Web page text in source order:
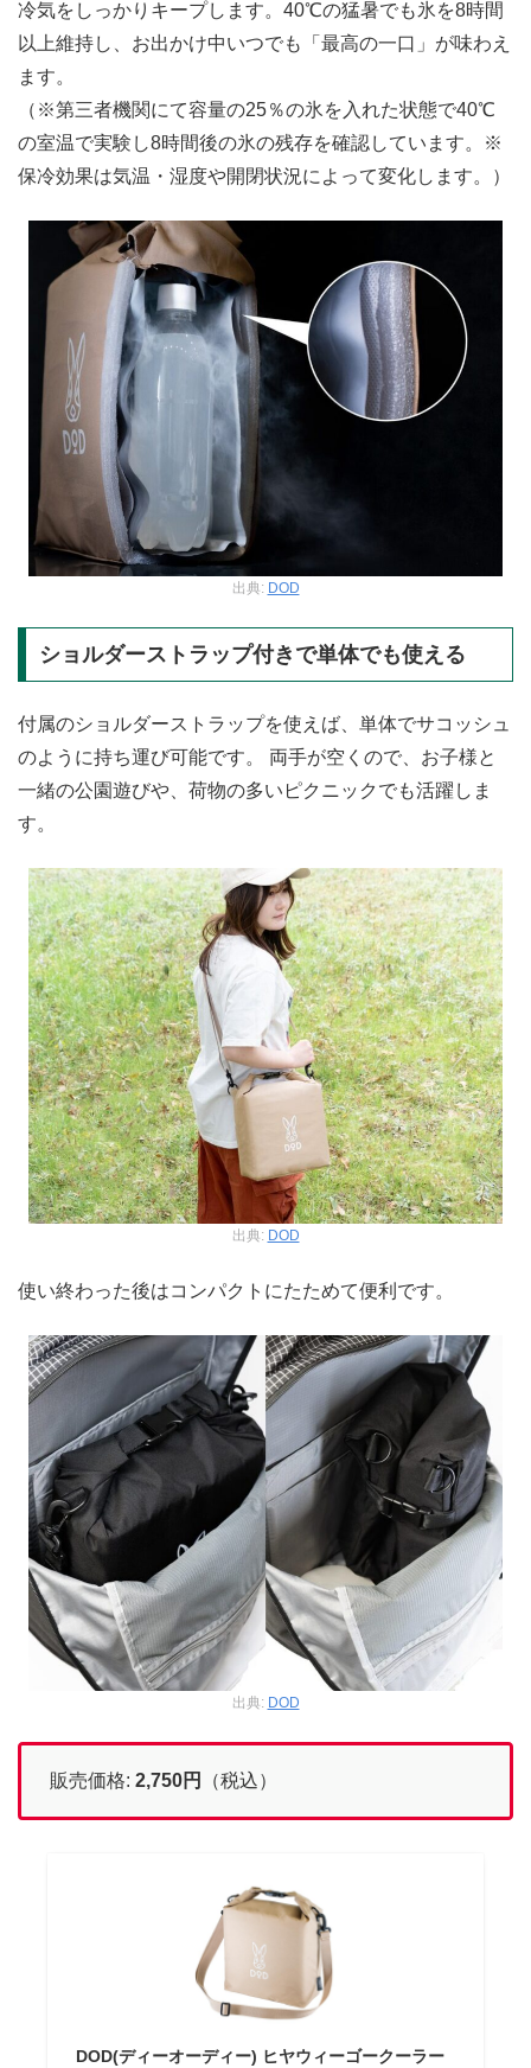
冷気をしっかりキープします。40℃の猛暑でも氷を8時間
以上維持し、お出かけ中いつでも「最高の一口」が味わえ
ます。
（※第三者機関にて容量の25％の氷を入れた状態で40℃
の室温で実験し8時間後の氷の残存を確認しています。※
保冷効果は気温・湿度や開閉状況によって変化します。）
出典: DOD
ショルダーストラップ付きで単体でも使える
付属のショルダーストラップを使えば、単体でサコッシュ
のように持ち運び可能です。 両手が空くので、お子様と
一緒の公園遊びや、荷物の多いピクニックでも活躍しま
す。
出典: DOD
使い終わった後はコンパクトにたためて便利です。
出典: DOD
販売価格: 2,750円 （税込）
DOD(ディーオーディー) ヒヤウィーゴークーラー